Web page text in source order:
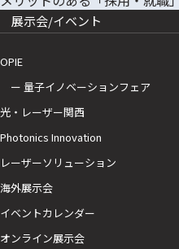
展示会/イベント
OPIE
ー 量子イノベーションフェア
光・レーザー関西
Photonics Innovation
レーザーソリューション
海外展示会
イベントカレンダー
オンライン展示会